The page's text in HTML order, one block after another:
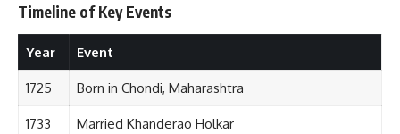
Timeline of Key Events
Year Event
1725 Born in Chondi, Maharashtra
1733 Married Khanderao Holkar